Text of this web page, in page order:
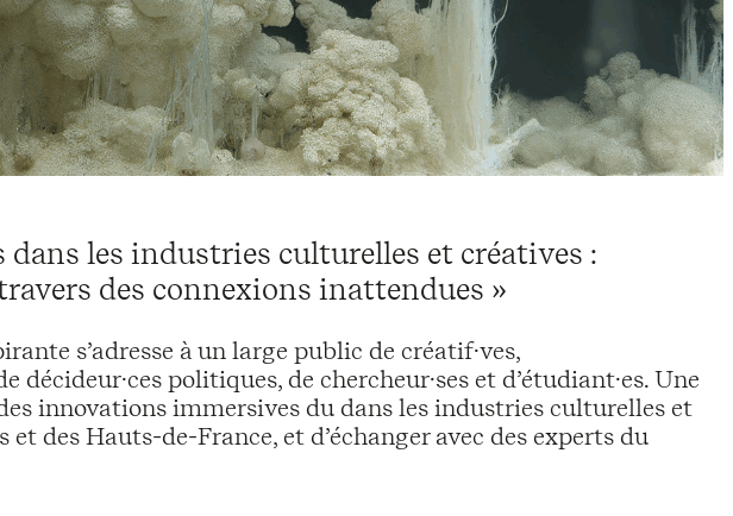
les industries culturelles et créatives :
des connexions inattendues »
s’adresse à un large public de créatif·ves,
décideur·ces politiques, de chercheur·ses et d’étudiant·es. Une
innovations immersives du dans les industries culturelles et
des Hauts-de-France, et d’échanger avec des experts du